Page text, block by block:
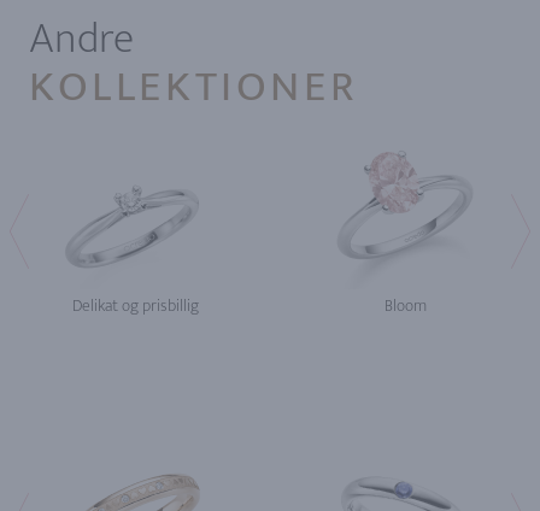
Andre
KOLLEKTIONER
Delikat og prisbillig Bloom